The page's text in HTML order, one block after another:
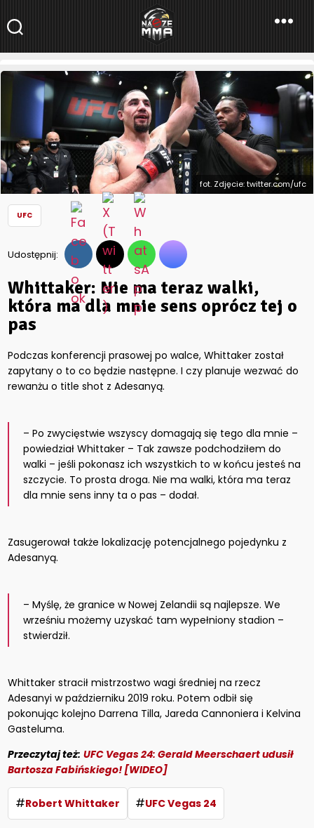
NaszeMMA
NaszeMMA.pl»Aktualności»Świat»UFC»Whittaker: Nie ma teraz
walki, która ma dla mnie sens oprócz tej o pas
fot. Zdjęcie: twitter.com/ufc
UFC
Udostępnij:
Whittaker: Nie ma teraz walki,
która ma dla mnie sens oprócz tej o
pas
Podczas konferencji prasowej po walce, Whittaker został
zapytany o to co będzie następne. I czy planuje wezwać do
rewanżu o title shot z Adesanyą.
– Po zwycięstwie wszyscy domagają się tego dla mnie –
powiedział Whittaker – Tak zawsze podchodziłem do
walki – jeśli pokonasz ich wszystkich to w końcu jesteś na
szczycie. To prosta droga. Nie ma walki, która ma teraz
dla mnie sens inny ta o pas – dodał.
Zasugerował także lokalizację potencjalnego pojedynku z
Adesanyą.
– Myślę, że granice w Nowej Zelandii są najlepsze. We
wrześniu możemy uzyskać tam wypełniony stadion –
stwierdził.
Whittaker stracił mistrzostwo wagi średniej na rzecz
Adesanyi w październiku 2019 roku. Potem odbił się
pokonując kolejno Darrena Tilla, Jareda Cannoniera i Kelvina
Gasteluma.
Przeczytaj też: UFC Vegas 24: Gerald Meerschaert udusił
Bartosza Fabińskiego! [WIDEO]
#Robert Whittaker #UFC Vegas 24